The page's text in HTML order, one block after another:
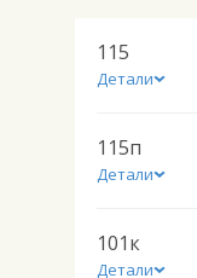
115
Детали
115п
Детали
101к
Детали